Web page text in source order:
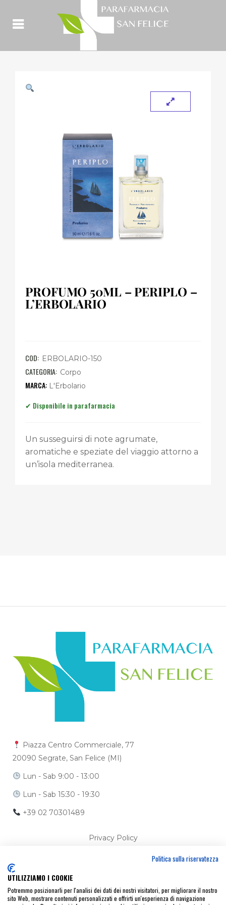
PROFUMO 50ML – PERIPLO –
L’ERBOLARIO
COD: ERBOLARIO-150
CATEGORIA: Corpo
L'Erbolario
Un susseguirsi di note agrumate,
aromatiche e speziate del viaggio attorno a
un’isola mediterranea.
Piazza Centro Commerciale, 77
20090 Segrate, San Felice (MI)
Lun - Sab 9:00 - 13:00
Lun - Sab 15:30 - 19:30
+39 02 70301489
Privacy Policy
Ci trovi anche su
Politica sulla riservatezza
UTILIZZIAMO I COOKIE
Potremmo posizionarli per l'analisi dei dati dei nostri visitatori, per migliorare il nostro
sito Web, mostrare contenuti personalizzati e offrirti un'esperienza di navigazione